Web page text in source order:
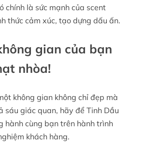
chính là sức mạnh của scent
thức cảm xúc, tạo dựng dấu ấn.
gian của bạn
nhòa!
không gian không chỉ đẹp mà
sáu giác quan, hãy để Tinh Dầu
hành cùng bạn trên hành trình
khách hàng.